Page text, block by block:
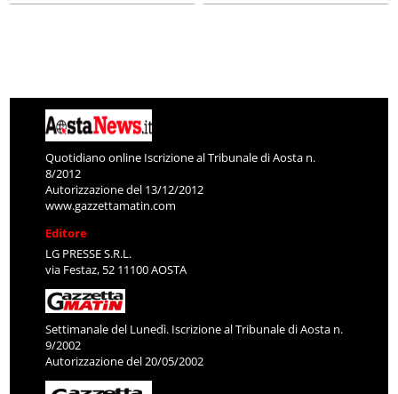
Quotidiano online Iscrizione al Tribunale di Aosta n.
8/2012
Autorizzazione del 13/12/2012
www.gazzettamatin.com
Editore
LG PRESSE S.R.L.
via Festaz, 52 11100 AOSTA
Settimanale del Lunedì. Iscrizione al Tribunale di Aosta n.
9/2002
Autorizzazione del 20/05/2002